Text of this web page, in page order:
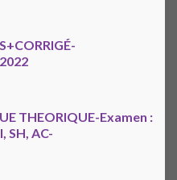
THEORIQUE-Examen :
SH, AC-